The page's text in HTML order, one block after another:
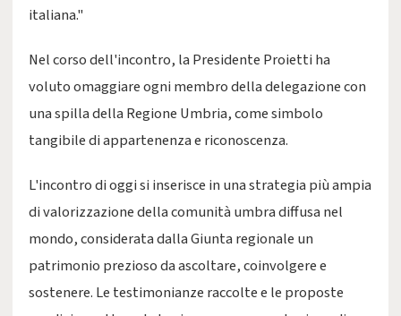
italiana."
Nel corso dell'incontro, la Presidente Proietti ha
voluto omaggiare ogni membro della delegazione con
una spilla della Regione Umbria, come simbolo
tangibile di appartenenza e riconoscenza.
L'incontro di oggi si inserisce in una strategia più ampia
di valorizzazione della comunità umbra diffusa nel
mondo, considerata dalla Giunta regionale un
patrimonio prezioso da ascoltare, coinvolgere e
sostenere. Le testimonianze raccolte e le proposte